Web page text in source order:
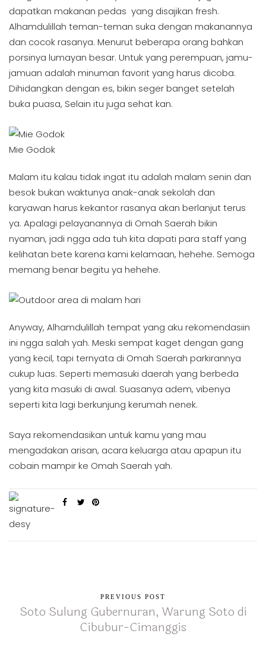
dapatkan makanan pedas yang disajikan fresh.
Alhamdulillah teman-teman suka dengan makanannya
dan cocok rasanya. Menurut beberapa orang bahkan
porsinya lumayan besar. Untuk yang perempuan, jamu-
jamuan adalah minuman favorit yang harus dicoba.
Dihidangkan dengan es, bikin seger banget setelah
buka puasa, Selain itu juga sehat kan.
Mie Godok
Malam itu kalau tidak ingat itu adalah malam senin dan
besok bukan waktunya anak-anak sekolah dan
karyawan harus kekantor rasanya akan berlanjut terus
ya. Apalagi pelayanannya di Omah Saerah bikin
nyaman, jadi ngga ada tuh kita dapati para staff yang
kelihatan bete karena kami kelamaan, hehehe. Semoga
memang benar begitu ya hehehe.
Anyway, Alhamdulillah tempat yang aku rekomendasiin
ini ngga salah yah. Meski sempat kaget dengan gang
yang kecil, tapi ternyata di Omah Saerah parkirannya
cukup luas. Seperti memasuki daerah yang berbeda
yang kita masuki di awal. Suasanya adem, vibenya
seperti kita lagi berkunjung kerumah nenek.
Saya rekomendasikan untuk kamu yang mau
mengadakan arisan, acara keluarga atau apapun itu
cobain mampir ke Omah Saerah yah.
PREVIOUS POST
Soto Sulung Gubernuran, Warung Soto di
Cibubur-Cimanggis